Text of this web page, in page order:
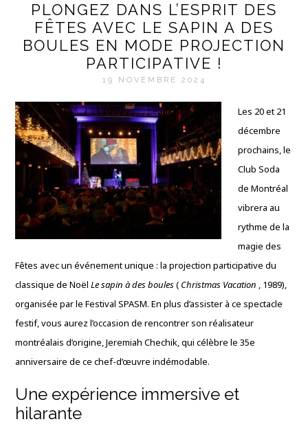
PLONGEZ DANS L’ESPRIT DES
FÊTES AVEC LE SAPIN A DES
BOULES EN MODE PROJECTION
PARTICIPATIVE !
19 NOVEMBRE 2024
Les 20 et 21
décembre
prochains, le
Club Soda
de Montréal
vibrera au
rythme de la
magie des
Fêtes avec un événement unique : la projection participative du
classique de NoëlLe sapin à des boules( Christmas Vacation , 1989),
organisée par le Festival SPASM. En plus d’assister à ce spectacle
festif, vous aurez l’occasion de rencontrer son réalisateur
montréalais d’origine, Jeremiah Chechik, qui célèbre le 35e
anniversaire de ce chef-d’œuvre indémodable.
Une expérience immersive et
hilarante